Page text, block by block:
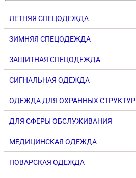
ЛЕТНЯЯ СПЕЦОДЕЖДА
ЗИМНЯЯ СПЕЦОДЕЖДА
ЗАЩИТНАЯ СПЕЦОДЕЖДА
СИГНАЛЬНАЯ ОДЕЖДА
ОДЕЖДА ДЛЯ ОХРАННЫХ СТРУКТУР
ДЛЯ СФЕРЫ ОБСЛУЖИВАНИЯ
МЕДИЦИНСКАЯ ОДЕЖДА
ПОВАРСКАЯ ОДЕЖДА